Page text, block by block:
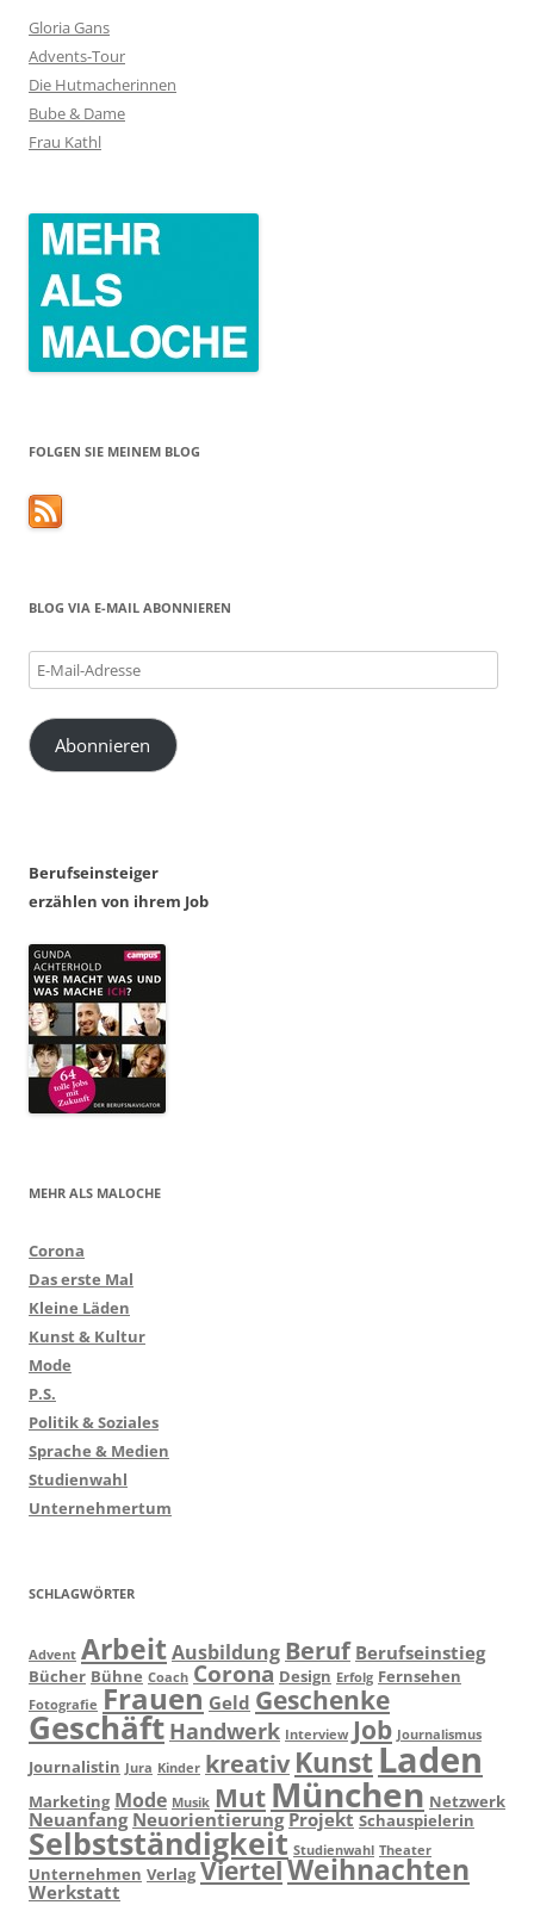
Gloria Gans
Advents-Tour
Die Hutmacherinnen
Bube & Dame
Frau Kathl
FOLGEN SIE MEINEM BLOG
BLOG VIA E-MAIL ABONNIEREN
E-
Mail-
Adresse
Abonnieren
Berufseinsteiger
erzählen von ihrem Job
MEHR ALS MALOCHE
Corona
Das erste Mal
Kleine Läden
Kunst & Kultur
Mode
P.S.
Politik & Soziales
Sprache & Medien
Studienwahl
Unternehmertum
SCHLAGWÖRTER
Advent ArbeitAusbildung Beruf Berufseinstieg
Bücher Bühne Coach Corona Design Erfolg Fernsehen
Fotografie Frauen Geld Geschenke
Geschäft Handwerk Interview Job Journalismus
Journalistin Jura Kinder kreativ KunstLaden
Marketing Mode Musik Mut München Netzwerk
Neuanfang Neuorientierung Projekt Schauspielerin
Selbstständigkeit Studienwahl Theater
Unternehmen Verlag ViertelWeihnachten
Werkstatt